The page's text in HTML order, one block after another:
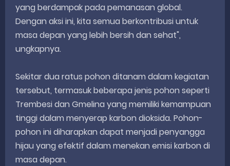
yang berdampak pada pemanasan global.
Dengan aksi ini, kita semua berkontribusi untuk
masa depan yang lebih bersih dan sehat",
ungkapnya.
Sekitar dua ratus pohon ditanam dalam kegiatan
tersebut, termasuk beberapa jenis pohon seperti
Trembesi dan Gmelina yang memiliki kemampuan
tinggi dalam menyerap karbon dioksida. Pohon-
pohon ini diharapkan dapat menjadi penyangga
hijau yang efektif dalam menekan emisi karbon di
masa depan.